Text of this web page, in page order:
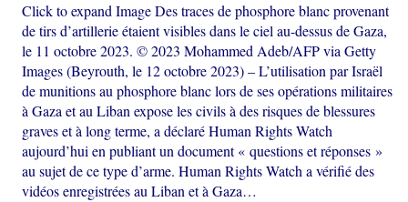
Click to expand Image Des traces de phosphore blanc provenant
de tirs d’artillerie étaient visibles dans le ciel au-dessus de Gaza,
le 11 octobre 2023. © 2023 Mohammed Adeb/AFP via Getty
Images (Beyrouth, le 12 octobre 2023) – L’utilisation par Israël
de munitions au phosphore blanc lors de ses opérations militaires
à Gaza et au Liban expose les civils à des risques de blessures
graves et à long terme, a déclaré Human Rights Watch
aujourd’hui en publiant un document « questions et réponses »
au sujet de ce type d’arme. Human Rights Watch a vérifié des
vidéos enregistrées au Liban et à Gaza…